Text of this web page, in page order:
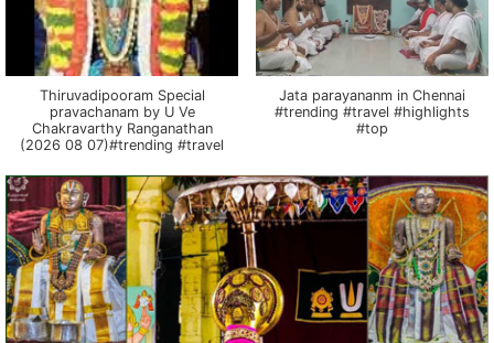
Thiruvadipooram Special
pravachanam by U Ve
Chakravarthy Ranganathan
(2026 08 07)#trending #travel
Jata parayananm in Chennai
#trending #travel #highlights
#top